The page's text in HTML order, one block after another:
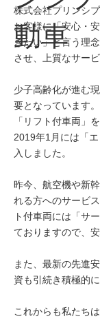
株式会社プリンシ
お客様に「安心・
きたい」と言う理
させ、上質なサー
少子高齢化が進む
要となっています
「リフト付車両」
2019年1月には「
入しました。
昨今、航空機や新
れる方へのサービ
ト付車両には「サ
ておりますので、
また、最新の先進
資も引続き積極的
これからも私たち